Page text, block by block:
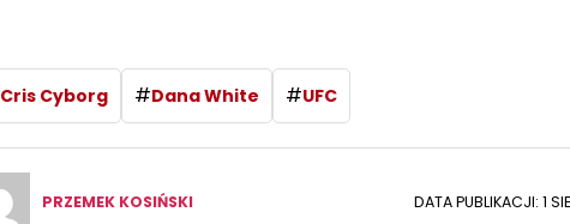
Cris Cyborg #Dana White #UFC
PRZEMEK KOSIŃSKI DATA PUBLIKACJI: 1